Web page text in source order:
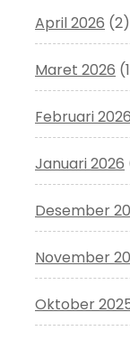
April 2026 (2)
Maret 2026
Februari 2026
Januari 2026
Desember
November
Oktober